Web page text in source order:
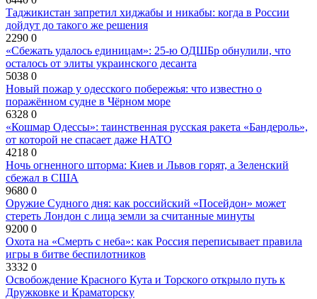
Таджикистан запретил хиджабы и никабы: когда в России
дойдут до такого же решения
2290 0
«Сбежать удалось единицам»: 25-ю ОДШБр обнулили, что
осталось от элиты украинского десанта
5038 0
Новый пожар у одесского побережья: что известно о
поражённом судне в Чёрном море
6328 0
«Кошмар Одессы»: таинственная русская ракета «Бандероль»,
от которой не спасает даже НАТО
4218 0
Ночь огненного шторма: Киев и Львов горят, а Зеленский
сбежал в США
9680 0
Оружие Судного дня: как российский «Посейдон» может
стереть Лондон с лица земли за считанные минуты
9200 0
Охота на «Смерть с неба»: как Россия переписывает правила
игры в битве беспилотников
3332 0
Освобождение Красного Кута и Торского открыло путь к
Дружковке и Краматорску